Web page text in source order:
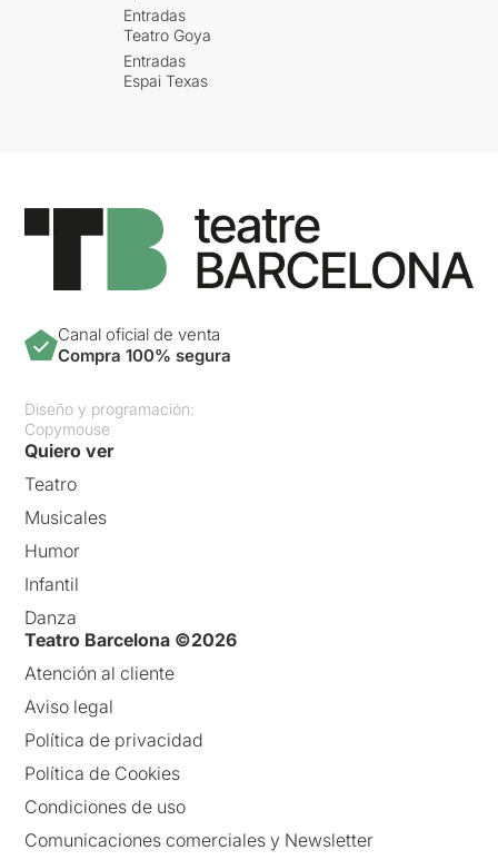
Entradas
Teatro Goya
Entradas
Espai Texas
Canal oficial de venta
Compra 100% segura
Diseño y programación:
Copymouse
Quiero ver
Teatro
Musicales
Humor
Infantil
Danza
Teatro Barcelona ©2026
Atención al cliente
Aviso legal
Política de privacidad
Política de Cookies
Condiciones de uso
Comunicaciones comerciales y Newsletter